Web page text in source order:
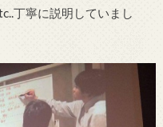
丁寧に説明していまし